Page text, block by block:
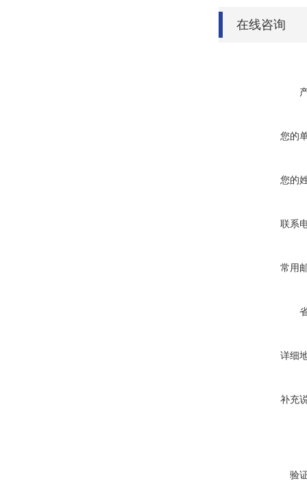
在线咨询
您的
您的
联系
常用
详细
补充
验